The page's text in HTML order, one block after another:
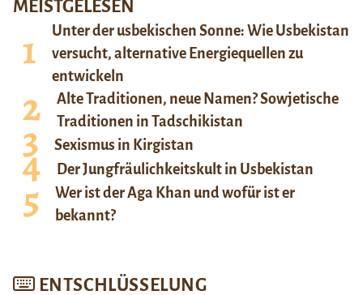
MEISTGELESEN
Unter der usbekischen Sonne: Wie Usbekistan
versucht, alternative Energiequellen zu
entwickeln
Alte Traditionen, neue Namen? Sowjetische
Traditionen in Tadschikistan
Sexismus in Kirgistan
Der Jungfräulichkeitskult in Usbekistan
Wer ist der Aga Khan und wofür ist er
bekannt?
ENTSCHLÜSSELUNG